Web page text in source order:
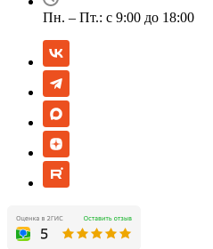
Пн. – Пт.: с 9:00 до 18:00